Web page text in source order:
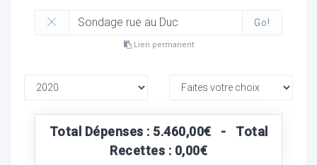
Go!
Lien permanent
Total Dépenses : 5.460,00€ - Total
Recettes : 0,00€